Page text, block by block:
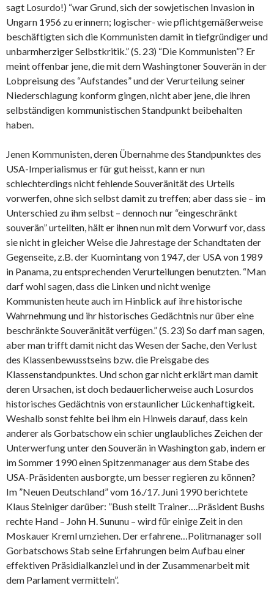
sagt Losurdo!) “war Grund, sich der sowjetischen Invasion in
Ungarn 1956 zu erinnern; logischer- wie pflichtgemäßerweise
beschäftigten sich die Kommunisten damit in tiefgründiger und
unbarmherziger Selbstkritik.” (S. 23) “Die Kommunisten”? Er
meint offenbar jene, die mit dem Washingtoner Souverän in der
Lobpreisung des “Aufstandes” und der Verurteilung seiner
Niederschlagung konform gingen, nicht aber jene, die ihren
selbständigen kommunistischen Standpunkt beibehalten
haben.
Jenen Kommunisten, deren Übernahme des Standpunktes des
USA-Imperialismus er für gut heisst, kann er nun
schlechterdings nicht fehlende Souveränität des Urteils
vorwerfen, ohne sich selbst damit zu treffen; aber dass sie – im
Unterschied zu ihm selbst – dennoch nur “eingeschränkt
souverän” urteilten, hält er ihnen nun mit dem Vorwurf vor, dass
sie nicht in gleicher Weise die Jahrestage der Schandtaten der
Gegenseite, z.B. der Kuomintang von 1947, der USA von 1989
in Panama, zu entsprechenden Verurteilungen benutzten. “Man
darf wohl sagen, dass die Linken und nicht wenige
Kommunisten heute auch im Hinblick auf ihre historische
Wahrnehmung und ihr historisches Gedächtnis nur über eine
beschränkte Souveränität verfügen.” (S. 23) So darf man sagen,
aber man trifft damit nicht das Wesen der Sache, den Verlust
des Klassenbewusstseins bzw. die Preisgabe des
Klassenstandpunktes. Und schon gar nicht erklärt man damit
deren Ursachen, ist doch bedauerlicherweise auch Losurdos
historisches Gedächtnis von erstaunlicher Lückenhaftigkeit.
Weshalb sonst fehlte bei ihm ein Hinweis darauf, dass kein
anderer als Gorbatschow ein schier unglaubliches Zeichen der
Unterwerfung unter den Souverän in Washington gab, indem er
im Sommer 1990 einen Spitzenmanager aus dem Stabe des
USA-Präsidenten ausborgte, um besser regieren zu können?
Im ”Neuen Deutschland” vom 16./17. Juni 1990 berichtete
Klaus Steiniger darüber: ”Bush stellt Trainer….Präsident Bushs
rechte Hand – John H. Sununu – wird für einige Zeit in den
Moskauer Kreml umziehen. Der erfahrene…Politmanager soll
Gorbatschows Stab seine Erfahrungen beim Aufbau einer
effektiven Präsidialkanzlei und in der Zusammenarbeit mit
dem Parlament vermitteln”.